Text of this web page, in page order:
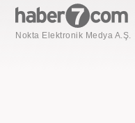
Nokta Elektronik Medya A.Ş.